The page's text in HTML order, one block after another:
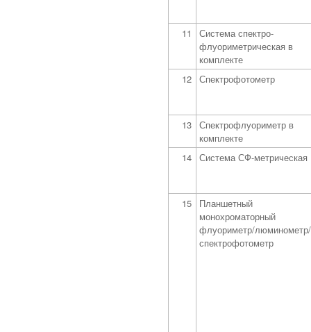
11
Система спектро-
флуориметрическая в
комплекте
12 Спектрофотометр
13 Спектрофлуориметр в
комплекте
14 Система СФ-метрическая
15
Планшетный
монохроматорный
флуориметр/люминометр/
спектрофотометр